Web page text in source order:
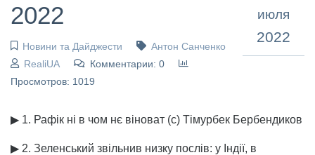
2022
Новини та Дайджести
Антон Санченко
RealiUA
Комментарии: 0
Просмотров: 1019
июля
2022
▶ 1. Рафік ні в чом нє віноват (с) Тімурбек Бербендиков
▶ 2. Зеленський звільнив низку послів: у Індії, в